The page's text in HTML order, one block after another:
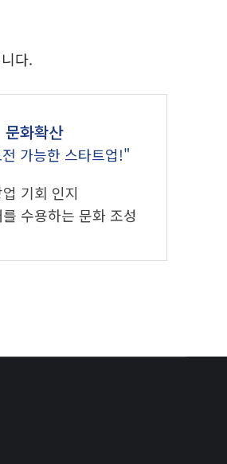
다.
문화확산
가능한 스타트업!"
기회 인지
수용하는 문화 조성